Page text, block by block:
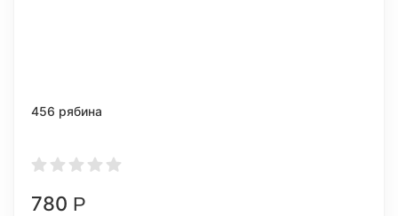
456 рябина
780 Р